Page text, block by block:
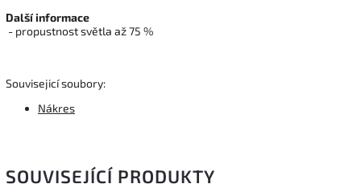
Další informace
- propustnost světla až 75 %
Souvisejicí soubory:
Nákres
SOUVISEJÍCÍ PRODUKTY